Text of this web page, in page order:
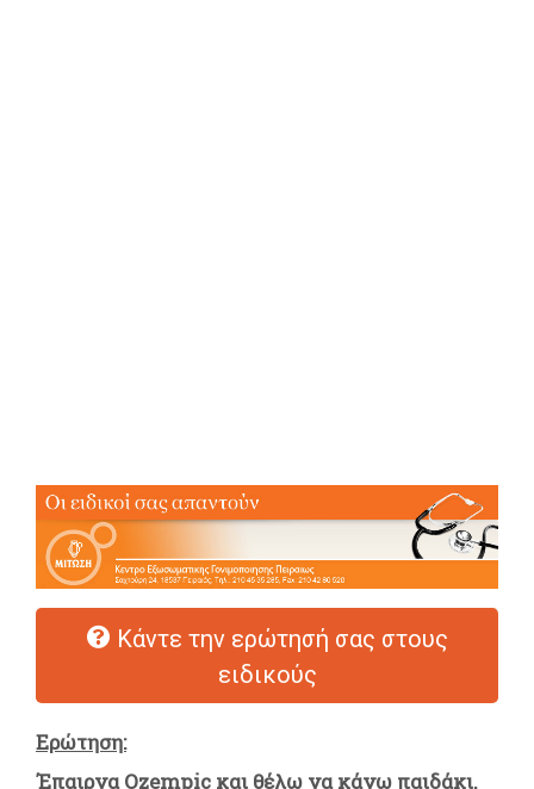
Κάντε την ερώτησή σας στους
ειδικούς
Ερώτηση:
Έπαιρνα Ozempic και θέλω να κάνω παιδάκι.